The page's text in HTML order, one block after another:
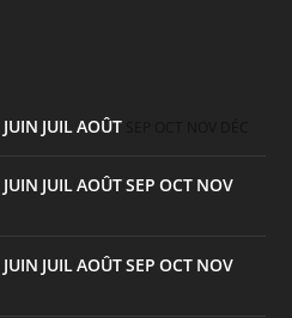
JUIN JUILAOÛT
JUIN JUILAOÛTSEP OCT NOV
JUIN JUILAOÛTSEP OCT NOV